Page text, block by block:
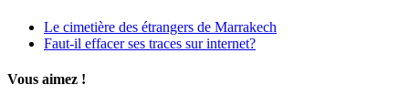
Le cimetière des étrangers de Marrakech
Faut-il effacer ses traces sur internet?
Vous aimez !